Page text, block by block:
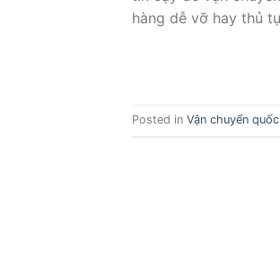
hàng dễ vỡ hay thủ
Posted in Vận chuyển